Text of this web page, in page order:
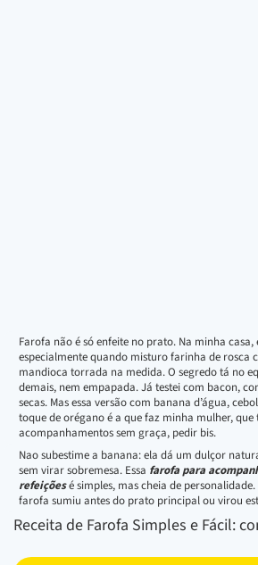
Farofa não é só enfeite no prato. Na minha
especialmente quando misturo farinha de rosca
mandioca torrada na medida. O segredo tá no
demais, nem empapada. Já testei com bacon,
secas. Mas essa versão com banana d’água,
toque de orégano é a que faz minha mulher, que
acompanhamentos sem graça, pedir bis.
Nao subestime a banana: ela dá um dulçor
sem virar sobremesa. Essa farofa para
refeiçõesé simples, mas cheia de
farofa sumiu antes do prato principal ou virou
Receita de Farofa Simples e Fácil: